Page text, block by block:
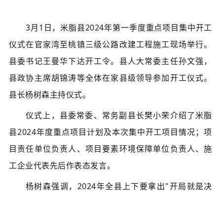
3月1日，米脂县2024年第一季度重点项目集中开工
仪式在官家湾至桃镇三级公路改建工程施工现场举行。
县委书记王曼华下达开工令。 县人大常委主任孙文强，
县政协主席胡锦涛等全体在家县级领导参加开工仪式。
县长杨树森主持仪式。
仪式上，县委常委、常务副县长樊小荣介绍了米脂
县2024年度重点项目计划及本次集中开工项目情况；项
目责任单位负责人、项目要素环境保障单位负责人、施
工企业代表先后作表态发言。
杨树森强调，2024年全县上下要拿出"开局就是决